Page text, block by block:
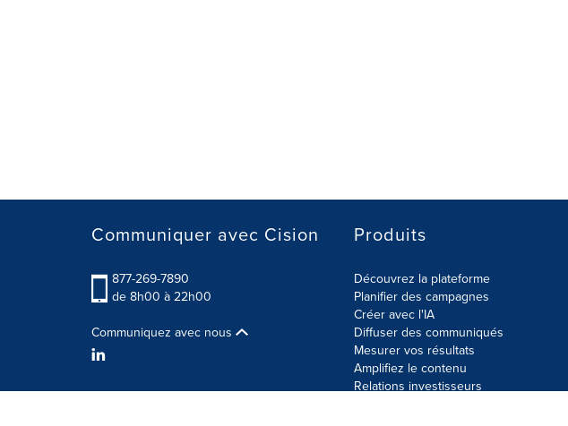
Communiquer avec Cision
877-269-7890
de 8h00 à 22h00
Communiquez avec nous
Produits
Découvrez la plateforme
Planifier des campagnes
Créer avec l'IA
Diffuser des communiqués
Mesurer vos résultats
Amplifiez le contenu
Relations investisseurs